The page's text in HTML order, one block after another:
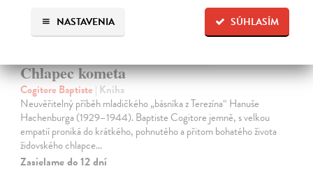
SÚHLASÍM
NASTAVENIA
Chlapec kometa
Cogitore Baptiste | Kniha
Neuvěřitelný příběh mladičkého „básníka z Terezína“ Hanuše
Hachenburga (1929–1944). Baptiste Cogitore jemně, s velkou
empatií proniká do krátkého, pohnutého a přitom bohatého života
židovského chlapce…
Zasielame do 12 dní